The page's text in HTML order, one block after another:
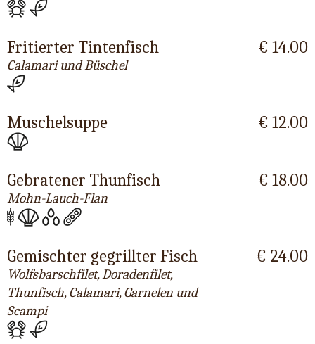
Fritierter Tintenfisch
Calamari und Büschel
€ 14.00
Muschelsuppe € 12.00
Gebratener Thunfisch
Mohn-Lauch-Flan
€ 18.00
Gemischter gegrillter Fisch
Wolfsbarschfilet, Doradenfilet,
Thunfisch, Calamari, Garnelen und
Scampi
€ 24.00